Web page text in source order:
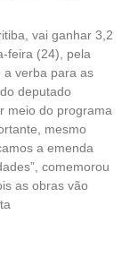
vai ganhar 3,2
feira (24), pela
a verba para as
deputado
meio do programa
mesmo
a emenda
comemorou
as obras vão